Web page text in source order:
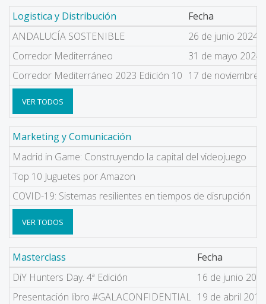
Logistica y Distribución
Fecha
ANDALUCÍA SOSTENIBLE
26 de junio 2024
Corredor Mediterráneo
31 de mayo 2024
Corredor Mediterráneo 2023 Edición 10 17 de noviembre
VER TODOS
Marketing y Comunicación
Madrid in Game: Construyendo la capital del videojuego
Top 10 Juguetes por Amazon
COVID-19: Sistemas resilientes en tiempos de disrupción
VER TODOS
Masterclass
Fecha
DiY Hunters Day. 4ª Edición
16 de junio
Presentación libro #GALACONFIDENTIAL 19 de abril 2018